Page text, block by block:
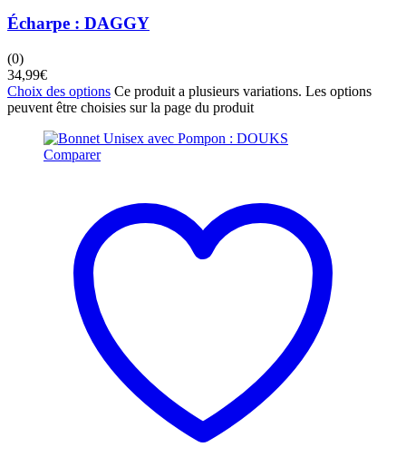
Écharpe : DAGGY
(0)
34,99€
Choix des options Ce produit a plusieurs variations. Les options
peuvent être choisies sur la page du produit
Comparer